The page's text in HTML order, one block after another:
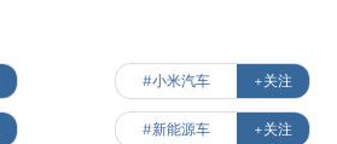
#小米汽车 +关注
#新能源车 +关注